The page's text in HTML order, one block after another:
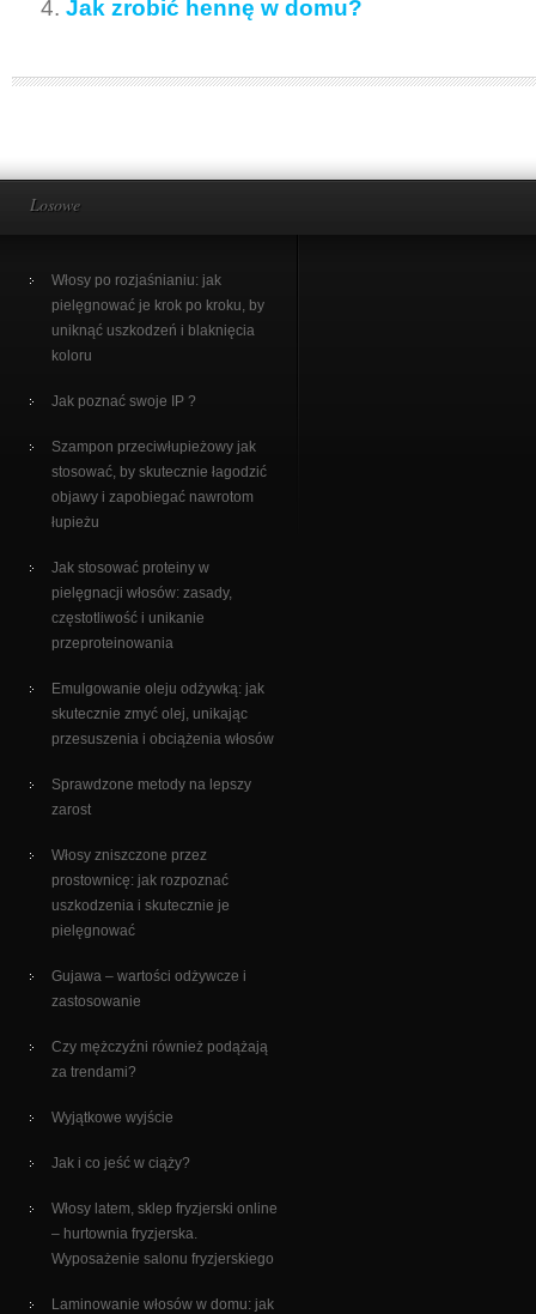
Jak zrobić hennę w domu?
Losowe
Włosy po rozjaśnianiu: jak
pielęgnować je krok po kroku, by
uniknąć uszkodzeń i blaknięcia
koloru
Jak poznać swoje IP ?
Szampon przeciwłupieżowy jak
stosować, by skutecznie łagodzić
objawy i zapobiegać nawrotom
łupieżu
Jak stosować proteiny w
pielęgnacji włosów: zasady,
częstotliwość i unikanie
przeproteinowania
Emulgowanie oleju odżywką: jak
skutecznie zmyć olej, unikając
przesuszenia i obciążenia włosów
Sprawdzone metody na lepszy
zarost
Włosy zniszczone przez
prostownicę: jak rozpoznać
uszkodzenia i skutecznie je
pielęgnować
Gujawa – wartości odżywcze i
zastosowanie
Czy mężczyźni również podążają
za trendami?
Wyjątkowe wyjście
Jak i co jeść w ciąży?
Włosy latem, sklep fryzjerski online
– hurtownia fryzjerska.
Wyposażenie salonu fryzjerskiego
Laminowanie włosów w domu: jak